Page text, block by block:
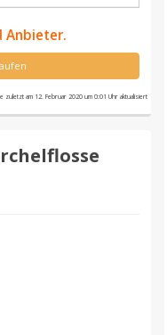
Anbieter.
zuletzt am 12. Februar 2020 um 0:01 Uhr aktualisiert